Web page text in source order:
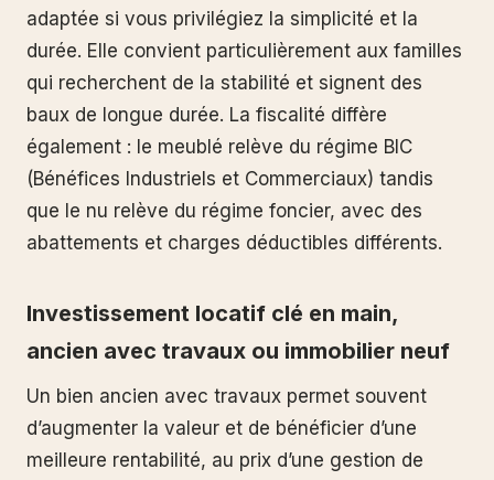
adaptée si vous privilégiez la simplicité et la
durée. Elle convient particulièrement aux familles
qui recherchent de la stabilité et signent des
baux de longue durée. La fiscalité diffère
également : le meublé relève du régime BIC
(Bénéfices Industriels et Commerciaux) tandis
que le nu relève du régime foncier, avec des
abattements et charges déductibles différents.
Investissement locatif clé en main,
ancien avec travaux ou immobilier neuf
Un bien ancien avec travaux permet souvent
d’augmenter la valeur et de bénéficier d’une
meilleure rentabilité, au prix d’une gestion de